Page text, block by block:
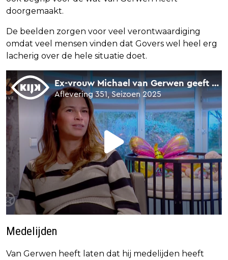
doorgemaakt.
De beelden zorgen voor veel verontwaardiging
omdat veel mensen vinden dat Govers wel heel erg
lacherig over de hele situatie doet.
Medelijden
Van Gerwen heeft laten dat hij medelijden heeft